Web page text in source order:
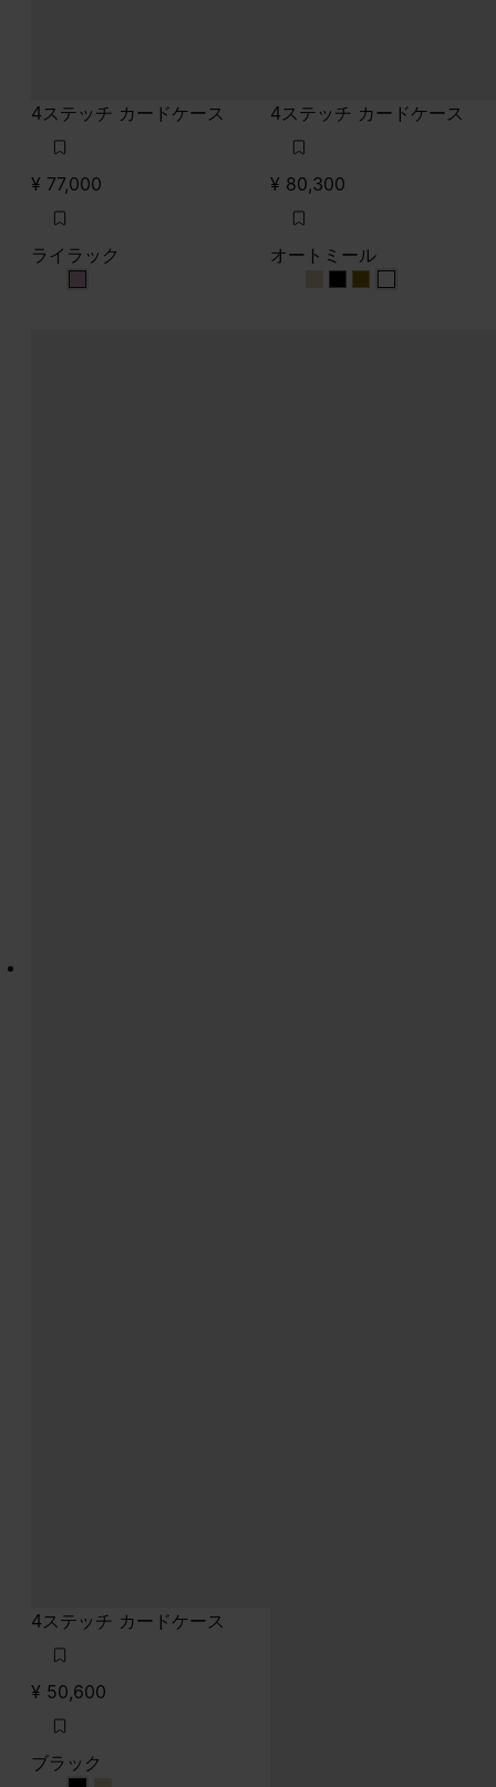
4ステッチ カードケース
¥ 77,000
ライラック
ライラック
4ステッチ カードケース
¥ 80,300
オートミール
オートミール
オートミール
オートミール
オートミール
4ステッチ カードケース
¥ 50,600
ブラック